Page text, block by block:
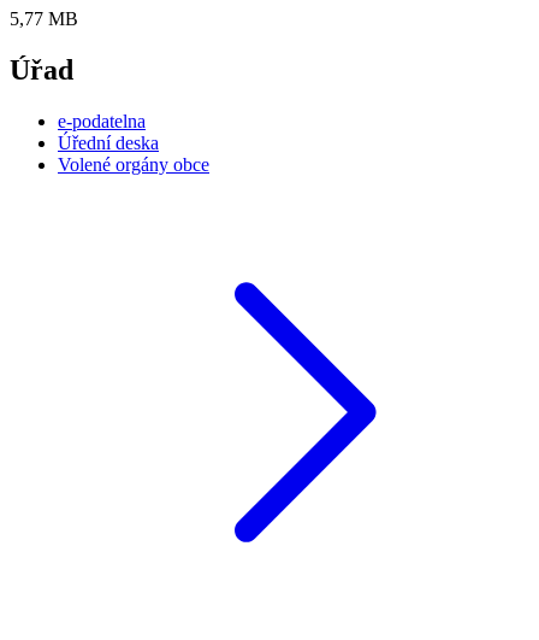
5,77 MB
Úřad
e-podatelna
Úřední deska
Volené orgány obce